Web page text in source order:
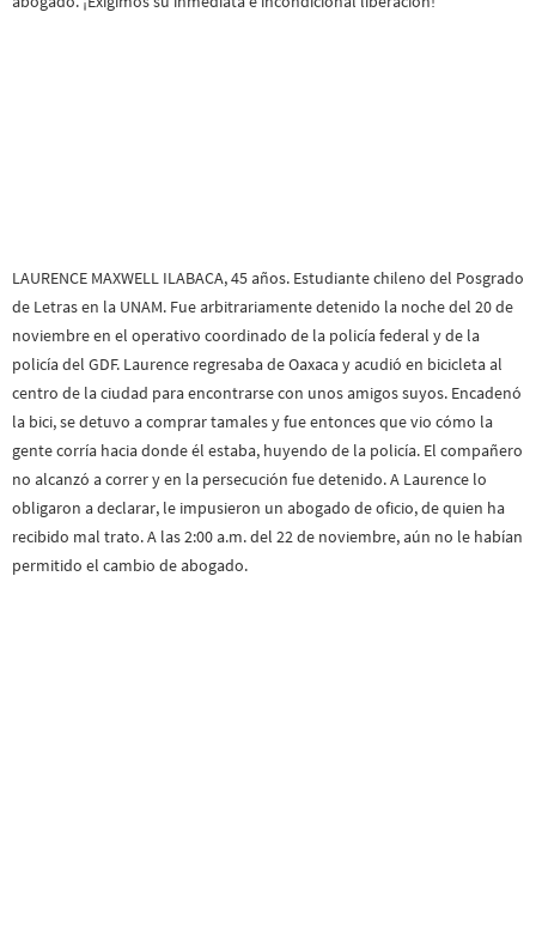
LAURENCE MAXWELL ILABACA, 45 años. Estudiante chileno del Posgrado
de Letras en la UNAM. Fue arbitrariamente detenido la noche del 20 de
noviembre en el operativo coordinado de la policía federal y de la
policía del GDF. Laurence regresaba de Oaxaca y acudió en bicicleta al
centro de la ciudad para encontrarse con unos amigos suyos. Encadenó
la bici, se detuvo a comprar tamales y fue entonces que vio cómo la
gente corría hacia donde él estaba, huyendo de la policía. El compañero
no alcanzó a correr y en la persecución fue detenido. A Laurence lo
obligaron a declarar, le impusieron un abogado de oficio, de quien ha
recibido mal trato. A las 2:00 a.m. del 22 de noviembre, aún no le habían
permitido el cambio de abogado.